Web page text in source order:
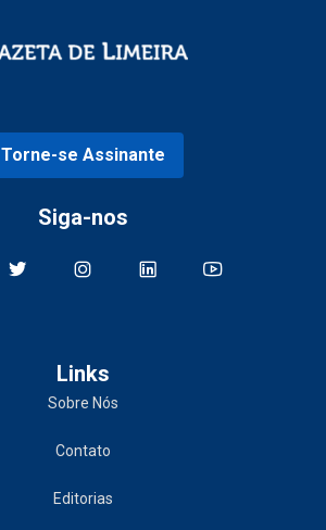
Torne-se Assinante
Siga-nos
Links
Sobre Nós
Contato
Editorias